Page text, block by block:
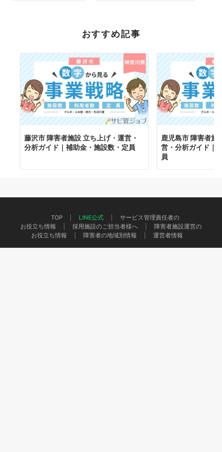
おすすめ記事
藤沢市 障害者施設 立ち上げ・運営・
分析ガイド｜補助金・施設数・定員
鹿児島市 障害者施
営・分析ガイド｜
員
TOP LINE公式
サービス管理責任者の
お役立ち情報
採用施設のご担当者様へ
障害者施設運営の
お役立ち情報
障害者の地域別情報 運営者情報